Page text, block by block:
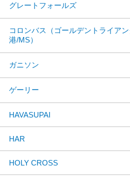
グレートフォールズ
コロンバス（ゴールデントライア
港/MS）
ガニソン
ゲーリー
HAVASUPAI
HAR
HOLY CROSS